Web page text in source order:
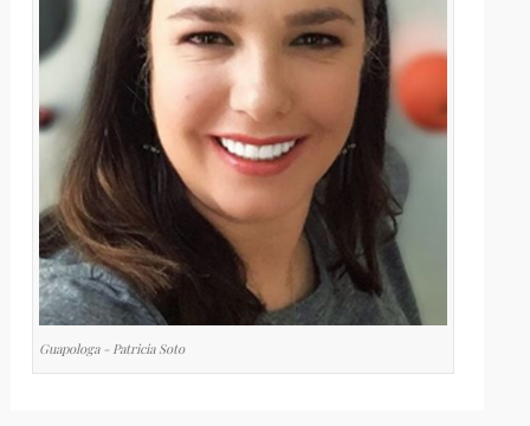
Guapologa - Patricia Soto